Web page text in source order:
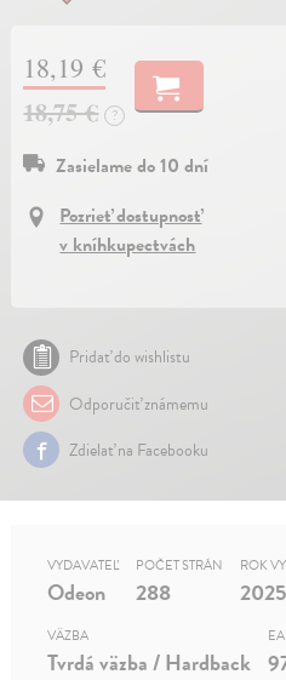
18,19 €
18,75 €
?
Zasielame do 10 dní
Pozrieť dostupnosť
v kníhkupectvách
Pridať do wishlistu
Odporučiť známemu
Zdielať na Facebooku
VYDAVATEĽ
Odeon
POČET STRÁN
288
ROK
2025
VÄZBA
Tvrdá väzba / Hardback